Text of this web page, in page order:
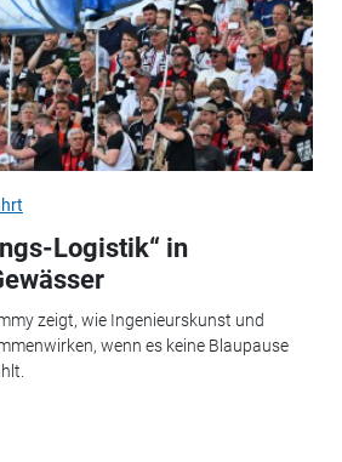
Logistik“ in
zeigt, wie Ingenieurskunst und
wenn es keine Blaupause